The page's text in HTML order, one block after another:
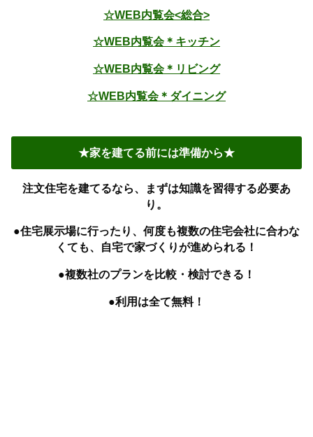
☆WEB内覧会<総合>
☆WEB内覧会＊キッチン
☆WEB内覧会＊リビング
☆WEB内覧会＊ダイニング
★家を建てる前には準備から★
注文住宅を建てるなら、まずは知識を習得する必要あ
り。
●住宅展示場に行ったり、何度も複数の住宅会社に合わな
くても、自宅で家づくりが進められる！
●複数社のプランを比較・検討できる！
●利用は全て無料！